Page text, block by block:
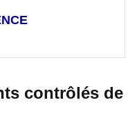
contrôlés de